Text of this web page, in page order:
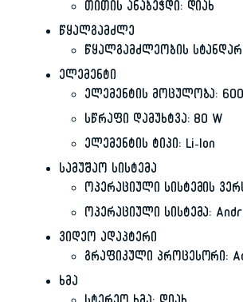
თითის ანაბეჭდი: დიახ
წყალგამძლე
წყალგამძლეობის
ელემენტი
ელემენტის მოცულობა:
სწრაფი დამუხტვა: 80 W
ელემენტის ტიპი: Li-Ion
სამუშაო სისტემა
ოპერაციული სისტემის
ოპერაციული სისტემა:
ვიდეო ადაპტერი
გრაფიკული პროცესორი:
ხმა